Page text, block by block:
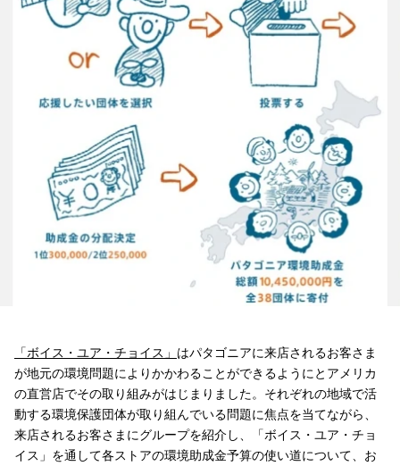
「ボイス・ユア・チョイス」 はパタゴニアに来店されるお客さま
が地元の環境問題によりかかわることができるようにとアメリカ
の直営店でその取り組みがはじまりました。それぞれの地域で活
動する環境保護団体が取り組んでいる問題に焦点を当てながら、
来店されるお客さまにグループを紹介し、「ボイス・ユア・チョ
イス」を通して各ストアの環境助成金予算の使い道について、お